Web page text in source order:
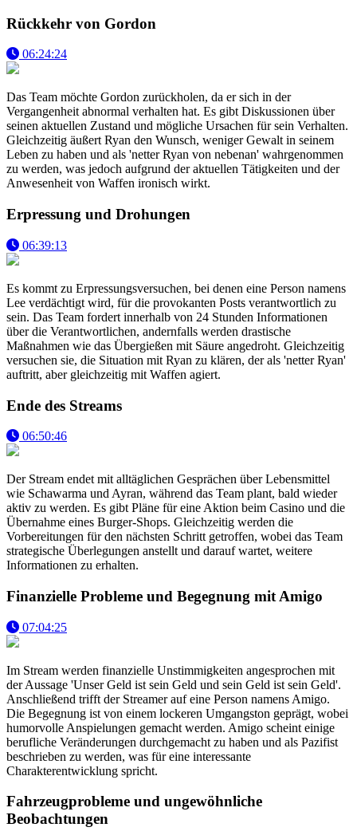
Rückkehr von Gordon
06:24:24
Das Team möchte Gordon zurückholen, da er sich in der
Vergangenheit abnormal verhalten hat. Es gibt Diskussionen über
seinen aktuellen Zustand und mögliche Ursachen für sein Verhalten.
Gleichzeitig äußert Ryan den Wunsch, weniger Gewalt in seinem
Leben zu haben und als 'netter Ryan von nebenan' wahrgenommen
zu werden, was jedoch aufgrund der aktuellen Tätigkeiten und der
Anwesenheit von Waffen ironisch wirkt.
Erpressung und Drohungen
06:39:13
Es kommt zu Erpressungsversuchen, bei denen eine Person namens
Lee verdächtigt wird, für die provokanten Posts verantwortlich zu
sein. Das Team fordert innerhalb von 24 Stunden Informationen
über die Verantwortlichen, andernfalls werden drastische
Maßnahmen wie das Übergießen mit Säure angedroht. Gleichzeitig
versuchen sie, die Situation mit Ryan zu klären, der als 'netter Ryan'
auftritt, aber gleichzeitig mit Waffen agiert.
Ende des Streams
06:50:46
Der Stream endet mit alltäglichen Gesprächen über Lebensmittel
wie Schawarma und Ayran, während das Team plant, bald wieder
aktiv zu werden. Es gibt Pläne für eine Aktion beim Casino und die
Übernahme eines Burger-Shops. Gleichzeitig werden die
Vorbereitungen für den nächsten Schritt getroffen, wobei das Team
strategische Überlegungen anstellt und darauf wartet, weitere
Informationen zu erhalten.
Finanzielle Probleme und Begegnung mit Amigo
07:04:25
Im Stream werden finanzielle Unstimmigkeiten angesprochen mit
der Aussage 'Unser Geld ist sein Geld und sein Geld ist sein Geld'.
Anschließend trifft der Streamer auf eine Person namens Amigo.
Die Begegnung ist von einem lockeren Umgangston geprägt, wobei
humorvolle Anspielungen gemacht werden. Amigo scheint einige
berufliche Veränderungen durchgemacht zu haben und als Pazifist
beschrieben zu werden, was für eine interessante
Charakterentwicklung spricht.
Fahrzeugprobleme und ungewöhnliche
Beobachtungen